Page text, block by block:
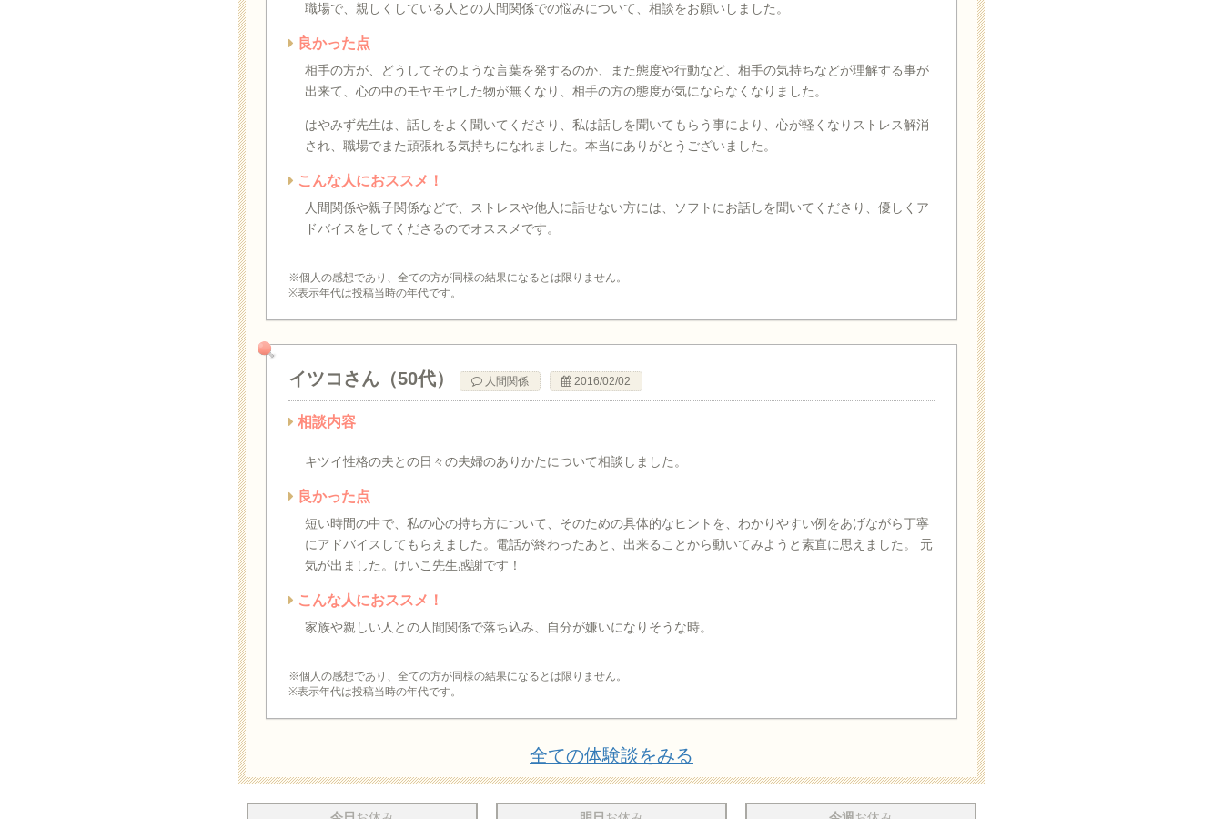
職場で、親しくしている人との人間関係での悩みについて、相談をお願いしました。
良かった点
相手の方が、どうしてそのような言葉を発するのか、また態度や行動など、相手の気持ちなどが理解する事が
出来て、心の中のモヤモヤした物が無くなり、相手の方の態度が気にならなくなりました。
はやみず先生は、話しをよく聞いてくださり、私は話しを聞いてもらう事により、心が軽くなりストレス解消
され、職場でまた頑張れる気持ちになれました。本当にありがとうございました。
こんな人におススメ！
人間関係や親子関係などで、ストレスや他人に話せない方には、ソフトにお話しを聞いてくださり、優しくア
ドバイスをしてくださるのでオススメです。
※個人の感想であり、全ての方が同様の結果になるとは限りません。
※表示年代は投稿当時の年代です。
イツコさん（50代） 人間関係 2016/02/02
相談内容
キツイ性格の夫との日々の夫婦のありかたについて相談しました。
良かった点
短い時間の中で、私の心の持ち方について、そのための具体的なヒントを、わかりやすい例をあげながら丁寧
にアドバイスしてもらえました。電話が終わったあと、出来ることから動いてみようと素直に思えました。 元
気が出ました。けいこ先生感謝です！
こんな人におススメ！
家族や親しい人との人間関係で落ち込み、自分が嫌いになりそうな時。
※個人の感想であり、全ての方が同様の結果になるとは限りません。
※表示年代は投稿当時の年代です。
全ての体験談をみる